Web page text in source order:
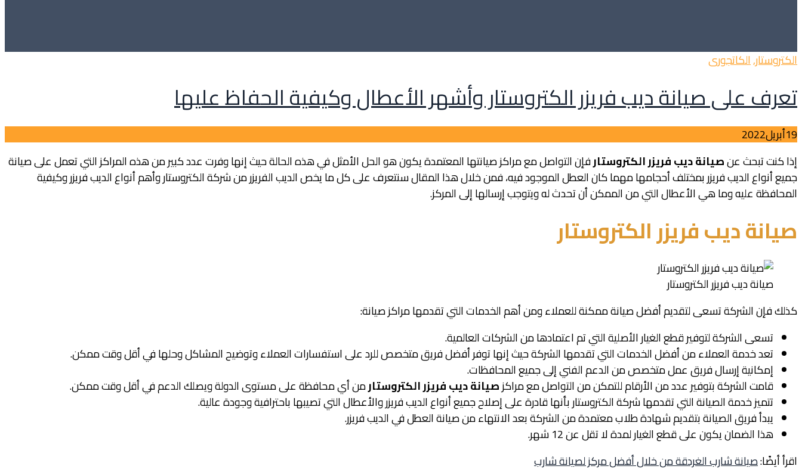
Categories
الكتروستار,الكاتجورى
تعرف على صيانة ديب فريزر الكتروستار وأشهر الأعطال وكيفية الحفاظ عليها
19أبريل2022
إذا كنت تبحث عنصيانة ديب فريزر الكتروستارفإن التواصل مع مراكز صيانتها المعتمدة يكون هو الحل الأمثل في هذه الحالة حيث إنها وفرت عدد كبير من هذه المراكز التي تعمل على صيانة
جميع أنواع الديب فريزر بمختلف أحجامها مهما كان العطل الموجود فيه، فمن خلال هذا المقال سنتعرف على كل ما يخص الديب الفريزر من شركة الكتروستار وأهم أنواع الديب فريزر وكيفية
المحافظة عليه وما هي الأعطال التي من الممكن أن تحدث له ويتوجب إرسالها إلى المركز.
صيانة ديب فريزر الكتروستار
صيانة ديب فريزر الكتروستار
كذلك فإن الشركة تسعى لتقديم أفضل صيانة ممكنة للعملاء ومن أهم الخدمات التي تقدمها مراكز صيانة:
تسعى الشركة لتوفير قطع الغيار الأصلية التي تم اعتمادها من الشركات العالمية.
تعد خدمة العملاء من أفضل الخدمات التي تقدمها الشركة حيث إنها توفر أفضل فريق متخصص للرد على استفسارات العملاء وتوضيح المشاكل وحلها في أقل وقت ممكن.
إمكانية إرسال فريق عمل متخصص من الدعم الفني إلى جميع المحافظات.
قامت الشركة بتوفير عدد من الأرقام للتمكن من التواصل مع مراكزصيانة ديب فريزر الكتروستارمن أي محافظة على مستوى الدولة ويصلك الدعم في أقل وقت ممكن.
تتميز خدمة الصيانة التي تقدمها شركة الكتروستار بأنها قادرة على إصلاح جميع أنواع الديب فريزر والأعطال التي تصيبها باحترافية وجودة عالية.
يبدأ فريق الصيانة بتقديم شهادة طلاب معتمدة من الشركة بعد الانتهاء من صيانة العطل في الديب فريزر.
هذا الضمان يكون على قطع الغيار لمدة لا تقل عن 12 شهر.
اقرأ أيضًا:صيانة شارب الغردقة من خلال أفضل مركز لصيانة شارب